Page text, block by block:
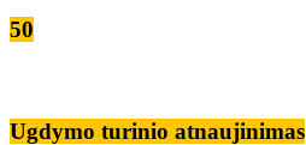
50
Ugdymo turinio atnaujinimas